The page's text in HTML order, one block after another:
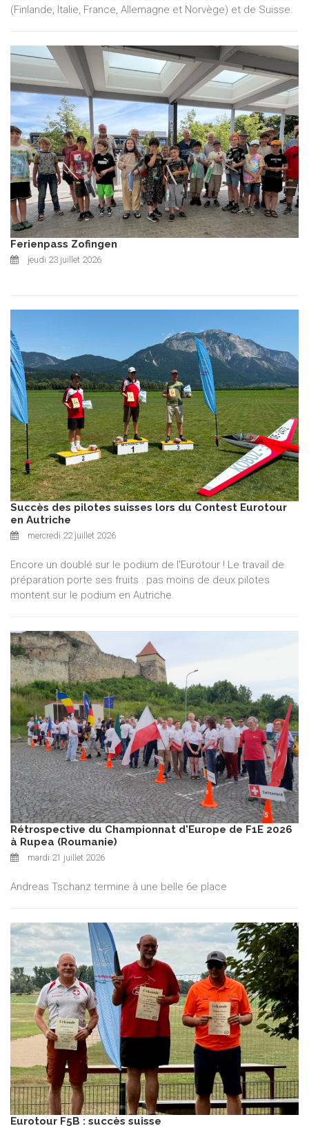
(Finlande, Italie, France, Allemagne et Norvège) et de Suisse.
Ferienpass Zofingen
jeudi 23 juillet 2026
Succès des pilotes suisses lors du Contest Eurotour
en Autriche
mercredi 22 juillet 2026
Encore un doublé sur le podium de l'Eurotour ! Le travail de
préparation porte ses fruits : pas moins de deux pilotes
montent sur le podium en Autriche.
Rétrospective du Championnat d'Europe de F1E 2026
à Rupea (Roumanie)
mardi 21 juillet 2026
Andreas Tschanz termine à une belle 6e place
Eurotour F5B : succès suisse